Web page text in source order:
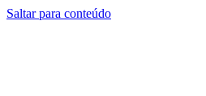
Saltar para conteúdo